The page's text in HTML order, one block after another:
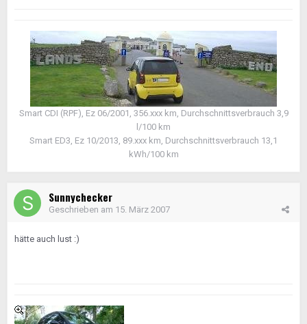
Smart CDI (RPF), Ez 06/2001, 356.xxx km, Durchschnittsverbrauch 3,9
l/100 km
Smart ED3, Ez 10/2013, 89.xxx km, Durchschnittsverbrauch 13,1
kWh/100 km
Sunnychecker
Geschrieben am 15. März 2007
hätte auch lust :)